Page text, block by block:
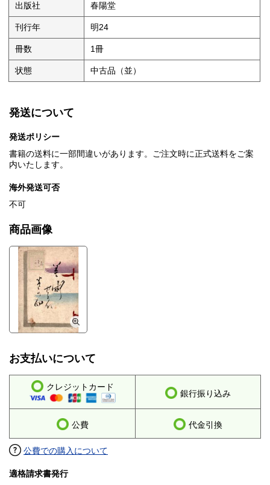
出版社 春陽堂
刊行年 明24
冊数 1冊
状態 中古品（並）
発送について
発送ポリシー
書籍の送料に一部間違いがあります。ご注文時に正式送料をご案
内いたします。
海外発送可否
不可
商品画像
お支払いについて
クレジットカード
銀行振り込み
公費 代金引換
公費での購入について
適格請求書発行